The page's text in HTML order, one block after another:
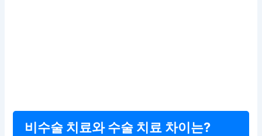
비수술 치료와 수술 치료 차이는?